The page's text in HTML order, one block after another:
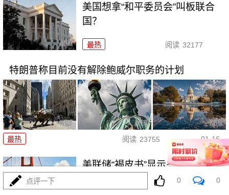
美国想拿“和平委员会”叫板联合
国？
最热 阅读 32177
特朗普称目前没有解除鲍威尔职务的计划
最热 阅读 23755 01-16
美联储“褐皮书”显示关税成本压力
点评一下 0 0